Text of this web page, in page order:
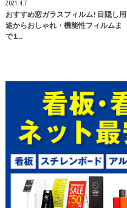
2021.4.7
おすすめ窓ガラスフィルム! 目隠し用
途からおしゃれ・機能性フィルムま
で1…